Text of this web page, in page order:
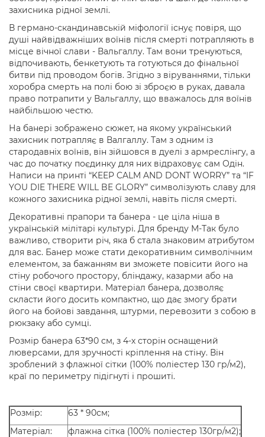
захисника рідної землі.
В германо-скандинавській міфології існує повіря, що
душі найвідважніших воїнів після смерті потрапляють в
місце вічної слави - Вальгаллу. Там вони тренуються,
відпочивають, бенкетують та готуються до фінальної
битви під проводом богів. Згідно з віруваннями, тільки
хоробра смерть на полі бою зі зброєю в руках, давала
право потрапити у Вальгаллу, що вважалось для воїнів
найбільшою честю.
На банері зображено сюжет, на якому український
захисник потрапляє в Валгаллу. Там з одним із
стародавніх воїнів, він зійшовся в дуелі з армреслінгу, а
час до початку поєдинку для них відраховує сам Одін.
Написи на принті “KEEP CALM AND DONT WORRY” та “IF
YOU DIE THERE WILL BE GLORY” символізують славу для
кожного захисника рідної землі, навіть після смерті.
Декоративні прапори та банера - це ціла ніша в
українській мілітарі культурі. Для бренду М-Так було
важливо, створити річ, яка б стала знаковим атрибутом
для вас. Банер може стати декоративним символічним
елементом, за бажанням ви зможете повісити його на
стіну робочого простору, бліндажу, казарми або на
стіни своєї квартири. Матеріал банера, дозволяє
скласти його досить компактно, що дає змогу брати
його на бойові завдання, штурми, перевозити з собою в
рюкзаку або сумці.
Розмір банера 63*90 см, з 4-х сторін оснащений
люверсами, для зручності кріплення на стіну. Він
зроблений з флажної сітки (100% поліестер 130 гр/м2),
краї по периметру підігнуті і прошиті.
Розмір:
63 * 90см;
Матеріал:
флажна сітка (100% поліестер 130гр/м2);